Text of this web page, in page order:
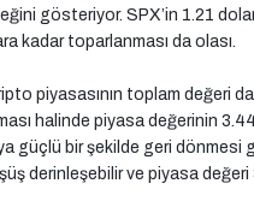
gösteriyor. SPX’in 1.21
kadar toparlanması da olası.
piyasasının toplam değeri
halinde piyasa değerinin
güçlü bir şekilde geri
derinleşebilir ve piyasa